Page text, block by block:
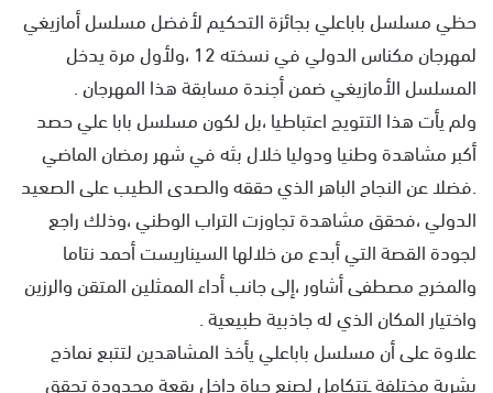
ا
حظي مسلسل باباعلي بجائزة التحكيم لأفضل مسلسل أمازيغي
لمهرجان مكناس الدولي في نسخته 12 ،ولأول مرة يدخل
المسلسل الأمازيغي ضمن أجندة مسابقة هذا المهرجان .
ولم يأت هذا التتويج اعتباطيا ،بل لكون مسلسل بابا علي حصد
أكبر مشاهدة وطنيا ودوليا خلال بثه في شهر رمضان الماضي
.فضلا عن النجاح الباهر الذي حققه والصدى الطيب على الصعيد
الدولي ،فحقق مشاهدة تجاوزت التراب الوطني ،وذلك راجع
لجودة القصة التي أبدع من خلالها السيناريست أحمد نتاما
والمخرج مصطفى أشاور ،إلى جانب أداء الممثلين المتقن والرزين
واختيار المكان الذي له جاذبية طبيعية .
علاوة على أن مسلسل باباعلي يأخذ المشاهدين لتتبع نماذج
بشرية مختلفة ـتتكامل لصنع حياة داخل بقعة محدودة تحقق